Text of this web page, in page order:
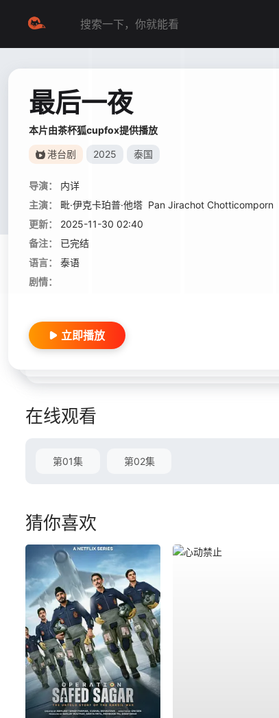
最后一夜
本片由茶杯狐cupfox提供播放
港台剧 2025 泰国
导演：
内详
主演：
毗·伊克卡珀普·他塔 Pan Jirachot Chotticomporn
更新：
2025-11-30 02:40
备注：
已完结
语言：
泰语
剧情：
立即播放
在线观看
第01集 第02集
猜你喜欢